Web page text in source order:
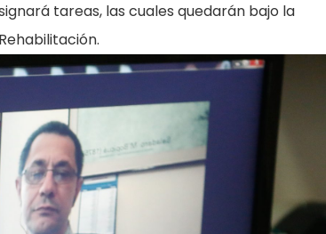
tareas, las cuales quedarán bajo la